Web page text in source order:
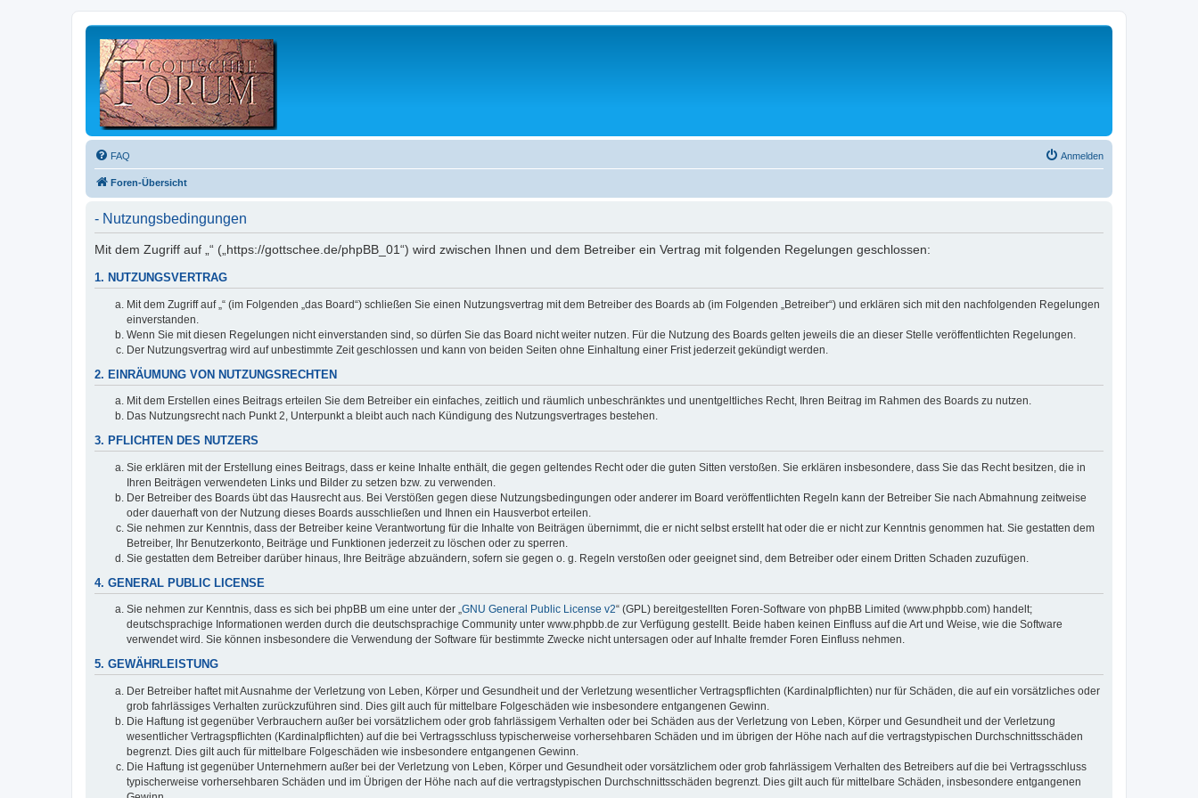
FAQ Anmelden
Foren-Übersicht
- Nutzungsbedingungen
Mit dem Zugriff auf „“ („https://gottschee.de/phpBB_01“) wird zwischen Ihnen und dem Betreiber ein Vertrag mit folgenden Regelungen geschlossen:
1. NUTZUNGSVERTRAG
Mit dem Zugriff auf „“ (im Folgenden „das Board“) schließen Sie einen Nutzungsvertrag mit dem Betreiber des Boards ab (im Folgenden „Betreiber“) und erklären sich mit den nachfolgenden Regelungen
einverstanden.
Wenn Sie mit diesen Regelungen nicht einverstanden sind, so dürfen Sie das Board nicht weiter nutzen. Für die Nutzung des Boards gelten jeweils die an dieser Stelle veröffentlichten Regelungen.
Der Nutzungsvertrag wird auf unbestimmte Zeit geschlossen und kann von beiden Seiten ohne Einhaltung einer Frist jederzeit gekündigt werden.
2. EINRÄUMUNG VON NUTZUNGSRECHTEN
Mit dem Erstellen eines Beitrags erteilen Sie dem Betreiber ein einfaches, zeitlich und räumlich unbeschränktes und unentgeltliches Recht, Ihren Beitrag im Rahmen des Boards zu nutzen.
Das Nutzungsrecht nach Punkt 2, Unterpunkt a bleibt auch nach Kündigung des Nutzungsvertrages bestehen.
3. PFLICHTEN DES NUTZERS
Sie erklären mit der Erstellung eines Beitrags, dass er keine Inhalte enthält, die gegen geltendes Recht oder die guten Sitten verstoßen. Sie erklären insbesondere, dass Sie das Recht besitzen, die in
Ihren Beiträgen verwendeten Links und Bilder zu setzen bzw. zu verwenden.
Der Betreiber des Boards übt das Hausrecht aus. Bei Verstößen gegen diese Nutzungsbedingungen oder anderer im Board veröffentlichten Regeln kann der Betreiber Sie nach Abmahnung zeitweise
oder dauerhaft von der Nutzung dieses Boards ausschließen und Ihnen ein Hausverbot erteilen.
Sie nehmen zur Kenntnis, dass der Betreiber keine Verantwortung für die Inhalte von Beiträgen übernimmt, die er nicht selbst erstellt hat oder die er nicht zur Kenntnis genommen hat. Sie gestatten dem
Betreiber, Ihr Benutzerkonto, Beiträge und Funktionen jederzeit zu löschen oder zu sperren.
Sie gestatten dem Betreiber darüber hinaus, Ihre Beiträge abzuändern, sofern sie gegen o. g. Regeln verstoßen oder geeignet sind, dem Betreiber oder einem Dritten Schaden zuzufügen.
4. GENERAL PUBLIC LICENSE
Sie nehmen zur Kenntnis, dass es sich bei phpBB um eine unter der „GNU General Public License v2“ (GPL) bereitgestellten Foren-Software von phpBB Limited (www.phpbb.com) handelt;
deutschsprachige Informationen werden durch die deutschsprachige Community unter www.phpbb.de zur Verfügung gestellt. Beide haben keinen Einfluss auf die Art und Weise, wie die Software
verwendet wird. Sie können insbesondere die Verwendung der Software für bestimmte Zwecke nicht untersagen oder auf Inhalte fremder Foren Einfluss nehmen.
5. GEWÄHRLEISTUNG
Der Betreiber haftet mit Ausnahme der Verletzung von Leben, Körper und Gesundheit und der Verletzung wesentlicher Vertragspflichten (Kardinalpflichten) nur für Schäden, die auf ein vorsätzliches oder
grob fahrlässiges Verhalten zurückzuführen sind. Dies gilt auch für mittelbare Folgeschäden wie insbesondere entgangenen Gewinn.
Die Haftung ist gegenüber Verbrauchern außer bei vorsätzlichem oder grob fahrlässigem Verhalten oder bei Schäden aus der Verletzung von Leben, Körper und Gesundheit und der Verletzung
wesentlicher Vertragspflichten (Kardinalpflichten) auf die bei Vertragsschluss typischerweise vorhersehbaren Schäden und im übrigen der Höhe nach auf die vertragstypischen Durchschnittsschäden
begrenzt. Dies gilt auch für mittelbare Folgeschäden wie insbesondere entgangenen Gewinn.
Die Haftung ist gegenüber Unternehmern außer bei der Verletzung von Leben, Körper und Gesundheit oder vorsätzlichem oder grob fahrlässigem Verhalten des Betreibers auf die bei Vertragsschluss
typischerweise vorhersehbaren Schäden und im Übrigen der Höhe nach auf die vertragstypischen Durchschnittsschäden begrenzt. Dies gilt auch für mittelbare Schäden, insbesondere entgangenen